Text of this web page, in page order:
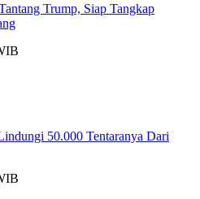
Trump, Siap Tangkap
50.000 Tentaranya Dari